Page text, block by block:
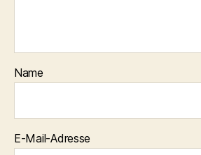
Name
E-Mail-Adresse